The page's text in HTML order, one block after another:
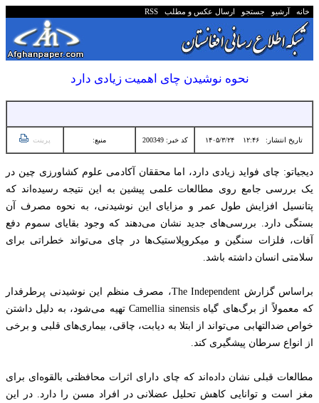
خانه آرشیو جستجو ارسال عکس و مطلب RSS
نحوه نوشیدن چای اهمیت زیادی دارد
تاریخ انتشار:۱۲:۴۶ ۱۴۰۵/۳/۲۴ کد خبر: 200349 منبع: پرینت
دیجیاتو: چای فواید زیادی دارد، اما محققان آکادمی علوم کشاورزی چین در
یک بررسی جامع روی مطالعات علمی پیشین به این نتیجه رسیده‌اند که
پتانسیل افزایش طول عمر و مزایای این نوشیدنی، به نحوه مصرف آن
بستگی دارد. بررسی‌های جدید نشان می‌دهند که وجود بقایای سموم دفع
آفات، فلزات سنگین و میکروپلاستیک‌ها در چای می‌تواند خطراتی برای
سلامتی انسان داشته باشد.
براساس گزارش The Independent، مصرف منظم این نوشیدنی پرطرفدار
که معمولاً از برگ‌های گیاه Camellia sinensis تهیه می‌شود، به دلیل داشتن
خواص ضدالتهابی می‌تواند از ابتلا به دیابت، چاقی، بیماری‌های قلبی و برخی
از انواع سرطان پیشگیری کند.
مطالعات قبلی نشان داده‌اند که چای دارای اثرات محافظتی بالقوه‌ای برای
مغز است و توانایی کاهش تحلیل عضلانی در افراد مسن را دارد. در این